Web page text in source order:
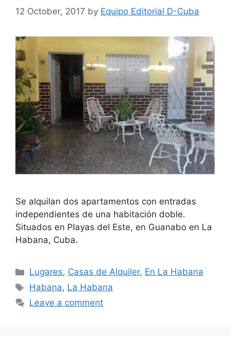
12 October, 2017 by Equipo Editorial D-Cuba
Se alquilan dos apartamentos con entradas
independientes de una habitación doble.
Situados en Playas del Este, en Guanabo en La
Habana, Cuba.
Categories
Lugares, Casas de Alquiler, En La Habana
Tags
Habana, La Habana
Leave a comment